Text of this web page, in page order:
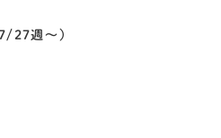
7/27週～）